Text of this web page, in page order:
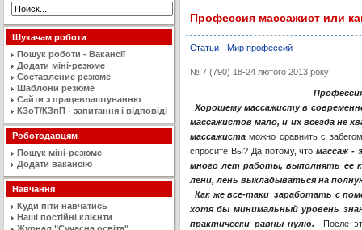
Шукачам роботи
Пошук роботи - Вакансії
Додати міні-резюме
Составление резюме
Шаблони резюме
Сайти з працевлаштуванню
КЗоТ/КЗпП - запитання і відповіді
Роботодавцям
Пошук міні-резюме
Додати вакансію
Навчання
Куди піти навчатись
Наші постійні клієнти
Профессия массажист или
Статьи - Мир профессий
№ 7 (790) 18-24 лютого 2013 року
Хорошему массажисту в
массажистов мало, и их всегда не
массажиста можно сравнить с
спросите Вы? Да потому, что массаж -
много лет работы, выполнять ее
лени, лень выкладываться на
Как же все-таки заработать с
хотя бы минимальный уровень
практически равны нулю. После